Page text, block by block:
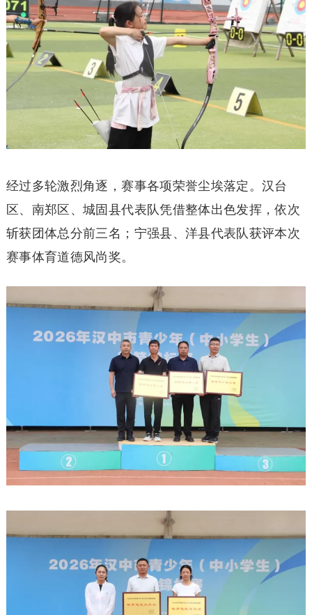
经过多轮激烈角逐，赛事各项荣誉尘埃落定。汉台
区、南郑区、城固县代表队凭借整体出色发挥，依次
斩获团体总分前三名；宁强县、洋县代表队获评本次
赛事体育道德风尚奖。